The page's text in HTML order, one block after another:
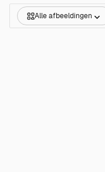
Alle afbeeldingen